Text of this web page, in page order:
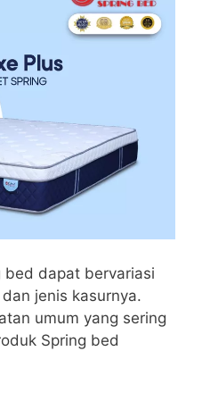
bed dapat bervariasi
jenis kasurnya.
umum yang sering
Spring bed